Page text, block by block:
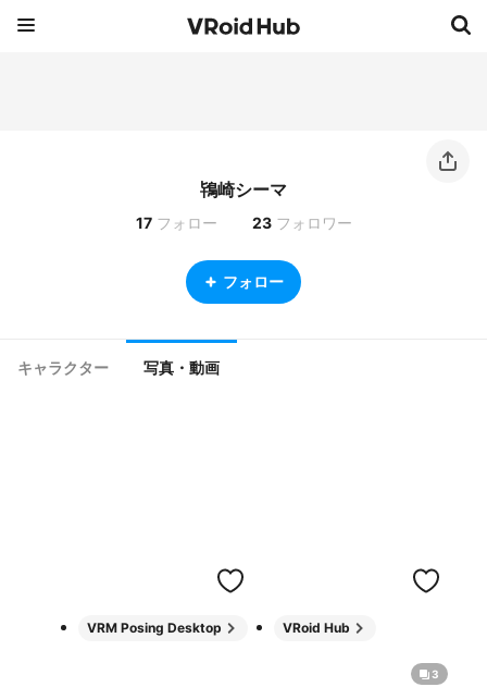
鴇崎シーマ
17 フォロー 23 フォロワー
フォロー
キャラクター 写真・動画
VRM Posing Desktop VRoid Hub
3